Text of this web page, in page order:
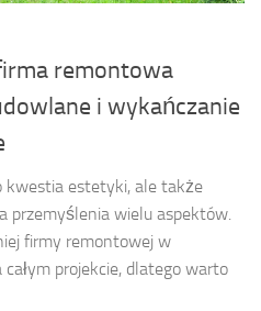
remontowa
i wykańczanie
kwestia estetyki, ale także
przemyślenia wielu aspektów.
firmy remontowej w
projekcie, dlatego warto